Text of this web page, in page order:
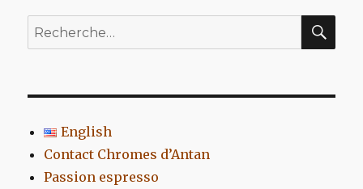
Recherche
pour
English
Contact Chromes d’Antan
Passion espresso